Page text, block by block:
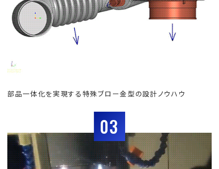
部品一体化を実現する特殊ブロー金型の設計ノウハウ
03